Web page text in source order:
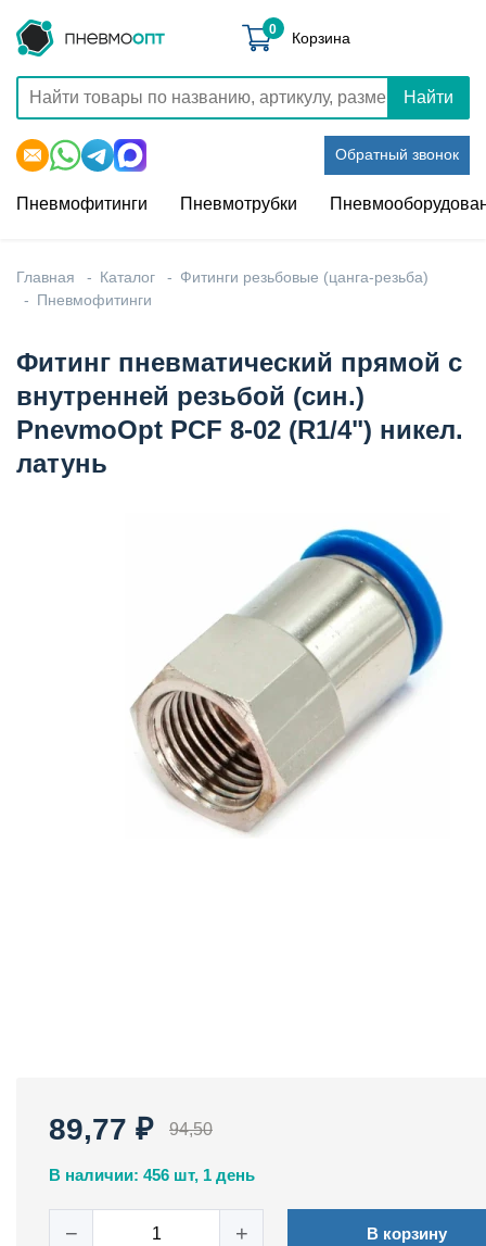
Найти
Обратный звонок
0 Корзина
Пневмофитинги Пневмотрубки
Главная Каталог
Фитинги резьбовые (цанга-резьба)
Пневмофитинги
Фитинг пневматический прямой с
внутренней резьбой (син.)
PnevmoOpt PCF 8-02 (R1/4") никел.
латунь
89,77 ₽ 94,50
В наличии: 456 шт, 1 день
− + В корзину